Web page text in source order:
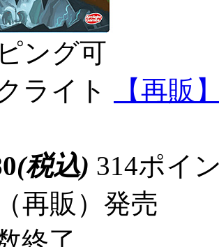
ング可
ライト
【再販
(税込) 314ポイ
再販）発売